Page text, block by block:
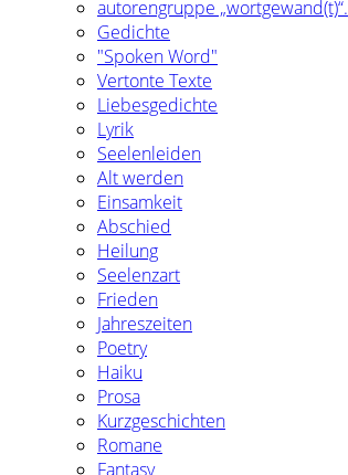
autorengruppe „wortgewand(t)“.
Gedichte
"Spoken Word"
Vertonte Texte
Liebesgedichte
Lyrik
Seelenleiden
Alt werden
Einsamkeit
Abschied
Heilung
Seelenzart
Frieden
Jahreszeiten
Poetry
Haiku
Prosa
Kurzgeschichten
Romane
Fantasy